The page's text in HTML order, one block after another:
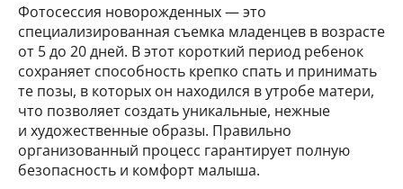
Фотосессия новорожденных — это
специализированная съемка младенцев в возрасте
от 5 до 20 дней. В этот короткий период ребенок
сохраняет способность крепко спать и принимать
те позы, в которых он находился в утробе матери,
что позволяет создать уникальные, нежные
и художественные образы. Правильно
организованный процесс гарантирует полную
безопасность и комфорт малыша.